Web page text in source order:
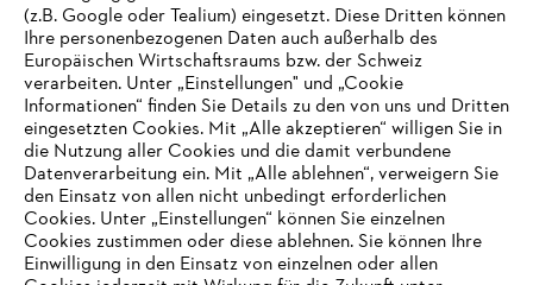
Support
Datenschutz Impressum Cookies
Rechtliche Informationen
IHR BROWSER WIRD NICHT
UNTERSTÜTZT
(z.B. Google oder Tealium) eingesetzt. Diese Dritten können
Ihre personenbezogenen Daten auch außerhalb des
Europäischen Wirtschaftsraums bzw. der Schweiz
verarbeiten. Unter „Einstellungen" und „Cookie
Informationen“ finden Sie Details zu den von uns und Dritten
eingesetzten Cookies. Mit „Alle akzeptieren“ willigen Sie in
die Nutzung aller Cookies und die damit verbundene
Datenverarbeitung ein. Mit „Alle ablehnen“, verweigern Sie
den Einsatz von allen nicht unbedingt erforderlichen
Cookies. Unter „Einstellungen“ können Sie einzelnen
Cookies zustimmen oder diese ablehnen. Sie können Ihre
Einwilligung in den Einsatz von einzelnen oder allen